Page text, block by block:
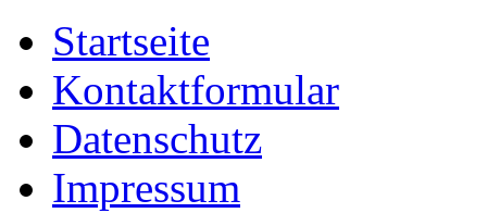
Startseite
Kontaktformular
Datenschutz
Impressum